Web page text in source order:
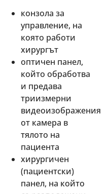
конзола за
управление, на
която работи
хирургът
оптичен панел,
който обработва
и предава
триизмерни
видеоизображения
от камера в
тялото на
пациента
хирургичен
(пациентски)
панел, на който